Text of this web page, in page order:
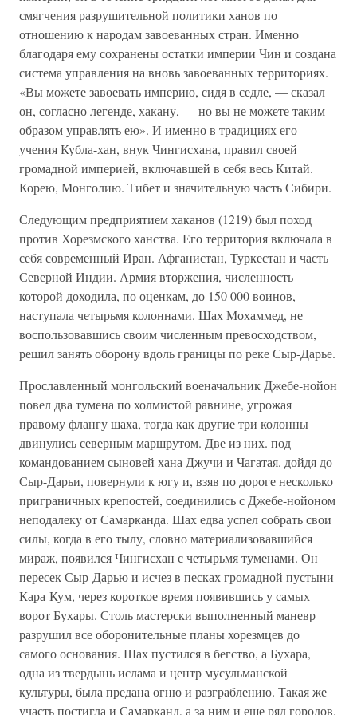
смягчения разрушительной политики ханов по
отношению к народам завоеванных стран. Именно
благодаря ему сохранены остатки империи Чин и создана
система управления на вновь завоеванных территориях.
«Вы можете завоевать империю, сидя в седле, — сказал
он, согласно легенде, хакану, — но вы не можете таким
образом управлять ею». И именно в традициях его
учения Кубла-хан, внук Чингисхана, правил своей
громадной империей, включавшей в себя весь Китай.
Корею, Монголию. Тибет и значительную часть Сибири.
Следующим предприятием хаканов (1219) был поход
против Хорезмского ханства. Его территория включала в
себя современный Иран. Афганистан, Туркестан и часть
Северной Индии. Армия вторжения, численность
которой доходила, по оценкам, до 150 000 воинов,
наступала четырьмя колоннами. Шах Мохаммед, не
воспользовавшись своим численным превосходством,
решил занять оборону вдоль границы по реке Сыр-Дарье.
Прославленный монгольский военачальник Джебе-нойон
повел два тумена по холмистой равнине, угрожая
правому флангу шаха, тогда как другие три колонны
двинулись северным маршрутом. Две из них. под
командованием сыновей хана Джучи и Чагатая. дойдя до
Сыр-Дарьи, повернули к югу и, взяв по дороге несколько
приграничных крепостей, соединились с Джебе-нойоном
неподалеку от Самарканда. Шах едва успел собрать свои
силы, когда в его тылу, словно материализовавшийся
мираж, появился Чингисхан с четырьмя туменами. Он
пересек Сыр-Дарью и исчез в песках громадной пустыни
Кара-Кум, через короткое время появившись у самых
ворот Бухары. Столь мастерски выполненный маневр
разрушил все оборонительные планы хорезмцев до
самого основания. Шах пустился в бегство, а Бухара,
одна из твердынь ислама и центр мусульманской
культуры, была предана огню и разграблению. Такая же
участь постигла и Самарканд, а за ним и еще ряд городов.